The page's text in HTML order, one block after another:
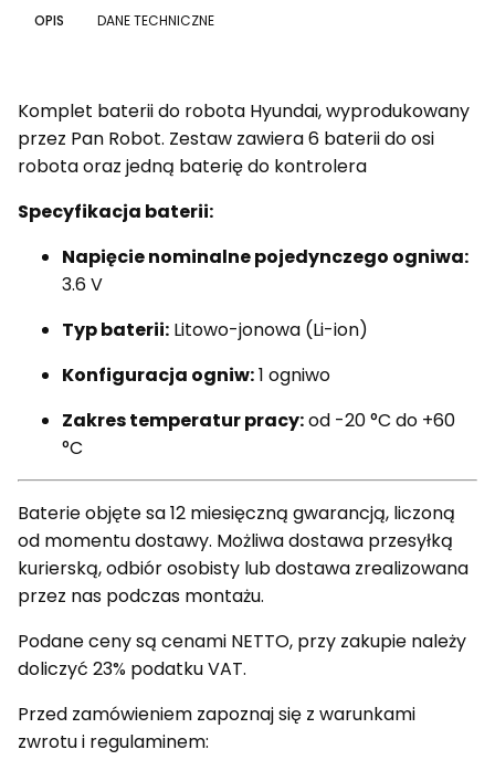
OPIS DANE TECHNICZNE
Komplet baterii do robota Hyundai, wyprodukowany
przez Pan Robot. Zestaw zawiera 6 baterii do osi
robota oraz jedną baterię do kontrolera
Specyfikacja baterii:
Napięcie nominalne pojedynczego ogniwa:
3.6 V
Typ baterii: Litowo-jonowa (Li-ion)
Konfiguracja ogniw:1 ogniwo
Zakres temperatur pracy:od -20 °C do +60
°C
Baterie objęte sa 12 miesięczną gwarancją, liczoną
od momentu dostawy. Możliwa dostawa przesyłką
kurierską, odbiór osobisty lub dostawa zrealizowana
przez nas podczas montażu.
Podane ceny są cenami NETTO, przy zakupie należy
doliczyć 23% podatku VAT.
Przed zamówieniem zapoznaj się z warunkami
zwrotu i regulaminem: